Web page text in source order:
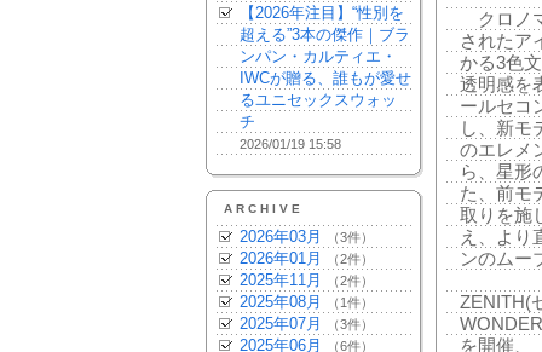
クロノ
されたア
かる3色
透明感を
ールセコ
し、新モ
のエレメ
ら、星形
た、前モ
取りを施
え、より
ンのムー
ZENITH(
を開催、
【2026年注目】“性別を
超える”3本の傑作｜ブラ
ンパン・カルティエ・
IWCが贈る、誰もが愛せ
るユニセックスウォッ
チ
2026/01/19 15:58
ARCHIVE
2026年03月 （3件）
2026年01月 （2件）
2025年11月 （2件）
2025年08月 （1件）
2025年07月 （3件）
2025年06月 （6件）